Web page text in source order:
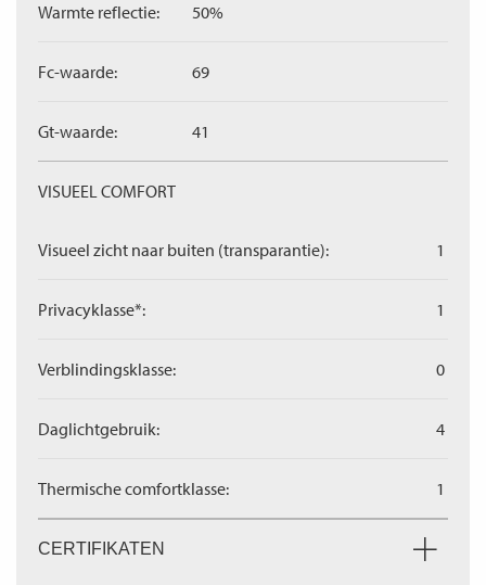
Warmte reflectie: 50%
Fc-waarde: 69
Gt-waarde: 41
VISUEEL COMFORT
Visueel zicht naar buiten (transparantie): 1
Privacyklasse*: 1
Verblindingsklasse: 0
Daglichtgebruik: 4
Thermische comfortklasse: 1
CERTIFIKATEN